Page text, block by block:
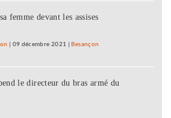
femme devant les assises
| 09 décembre 2021 |Besançon
le directeur du bras armé du